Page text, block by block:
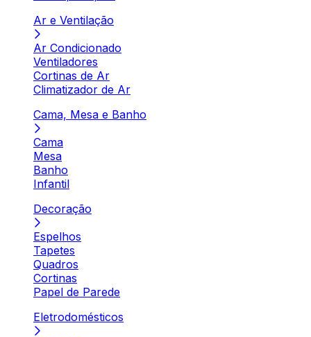
Ar e Ventilação
Ar Condicionado
Ventiladores
Cortinas de Ar
Climatizador de Ar
Cama, Mesa e Banho
Cama
Mesa
Banho
Infantil
Decoração
Espelhos
Tapetes
Quadros
Cortinas
Papel de Parede
Eletrodomésticos